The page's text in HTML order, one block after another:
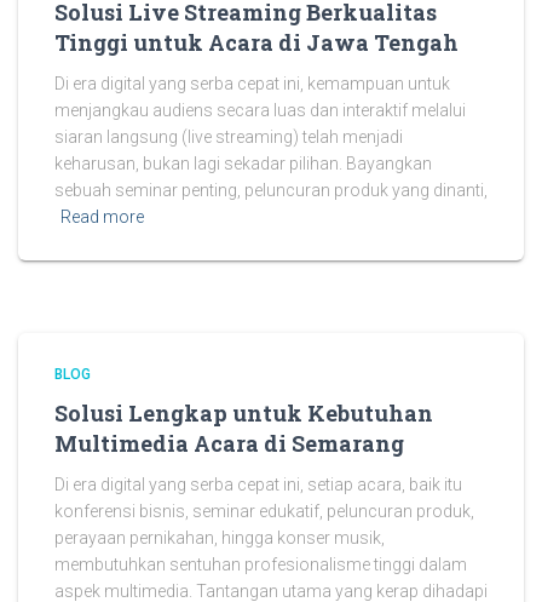
Solusi Live Streaming Berkualitas
Tinggi untuk Acara di Jawa Tengah
Di era digital yang serba cepat ini, kemampuan untuk
menjangkau audiens secara luas dan interaktif melalui
siaran langsung (live streaming) telah menjadi
keharusan, bukan lagi sekadar pilihan. Bayangkan
sebuah seminar penting, peluncuran produk yang dinanti,
Read more
BLOG
Solusi Lengkap untuk Kebutuhan
Multimedia Acara di Semarang
Di era digital yang serba cepat ini, setiap acara, baik itu
konferensi bisnis, seminar edukatif, peluncuran produk,
perayaan pernikahan, hingga konser musik,
membutuhkan sentuhan profesionalisme tinggi dalam
aspek multimedia. Tantangan utama yang kerap dihadapi